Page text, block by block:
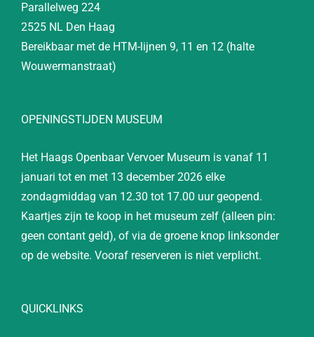
Parallelweg 224
2525 NL Den Haag
Bereikbaar met de HTM-lijnen 9, 11 en 12 (halte
Wouwermanstraat)
OPENINGSTIJDEN MUSEUM
Het Haags Openbaar Vervoer Museum is vanaf 11
januari tot en met 13 december 2026 elke
zondagmiddag van 12.30 tot 17.00 uur geopend.
Kaartjes zijn te koop in het museum zelf (alleen pin:
geen contant geld), of via de groene knop linksonder
op de website. Vooraf reserveren is niet verplicht.
QUICKLINKS